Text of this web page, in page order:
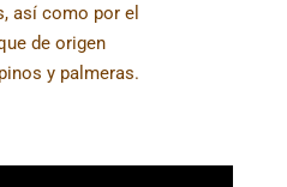
así como por el
de origen
y palmeras.